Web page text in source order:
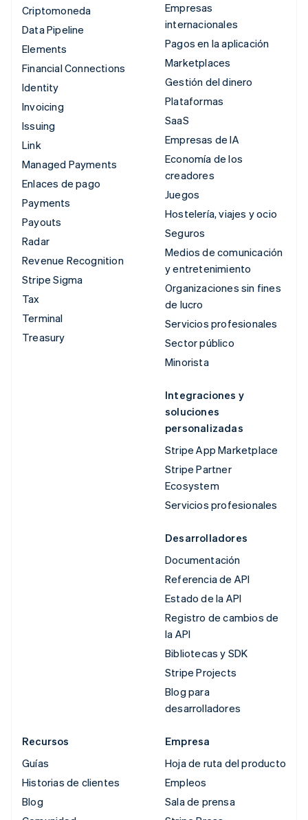
Criptomoneda
Data Pipeline
Elements
Financial Connections
Identity
Invoicing
Issuing
Link
Managed Payments
Enlaces de pago
Payments
Payouts
Radar
Revenue Recognition
Stripe Sigma
Tax
Terminal
Treasury
Empresas
internacionales
Pagos en la aplicación
Marketplaces
Gestión del dinero
Plataformas
SaaS
Empresas de IA
Economía de los
creadores
Juegos
Hostelería, viajes y ocio
Seguros
Medios de comunicación
y entretenimiento
Organizaciones sin fines
de lucro
Servicios profesionales
Sector público
Minorista
Integraciones y
soluciones
personalizadas
Stripe App Marketplace
Stripe Partner
Ecosystem
Servicios profesionales
Desarrolladores
Documentación
Referencia de API
Estado de la API
Registro de cambios de
la API
Bibliotecas y SDK
Stripe Projects
Blog para
desarrolladores
Recursos
Guías
Historias de clientes
Blog
Empresa
Hoja de ruta del producto
Empleos
Sala de prensa